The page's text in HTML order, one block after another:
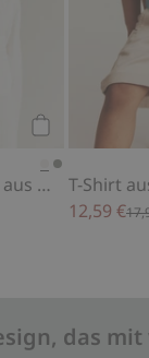
Langärmliges Oberteil aus Musselin
12,59 €
das